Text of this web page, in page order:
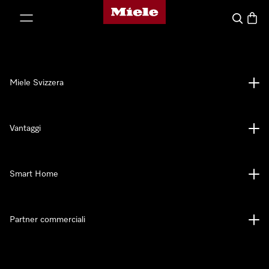
Homepage di Miele
Cerca
Miele Svizzera
Vantaggi
Smart Home
Partner commerciali